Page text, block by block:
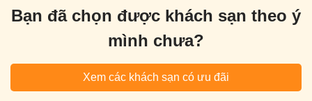
Bạn đã chọn được khách sạn theo ý
mình chưa?
Xem các khách sạn có ưu đãi